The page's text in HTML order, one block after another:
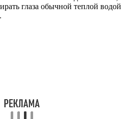
глаза обычной теплой водой